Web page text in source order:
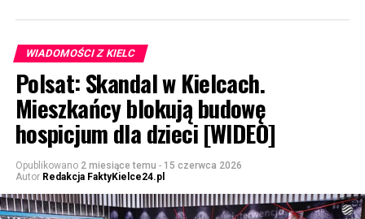
WIADOMOŚCI Z KIELC
Polsat: Skandal w Kielcach.
Mieszkańcy blokują budowę
hospicjum dla dzieci [WIDEO]
Opublikowano 2 miesiące temu - 15 czerwca 2026
Autor Redakcja FaktyKielce24.pl